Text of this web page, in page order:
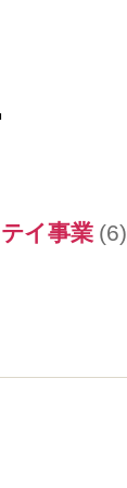
イ事業(6)